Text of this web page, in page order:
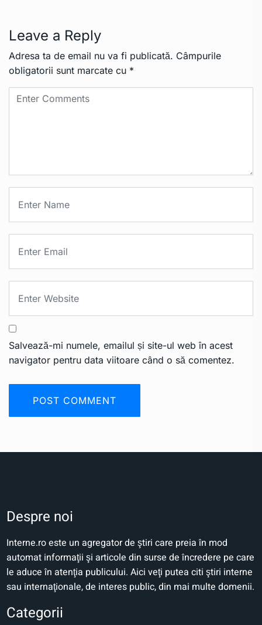
Leave a Reply
Adresa ta de email nu va fi publicată. Câmpurile
obligatorii sunt marcate cu *
Salvează-mi numele, emailul și site-ul web în acest
navigator pentru data viitoare când o să comentez.
Despre noi
Interne.ro este un agregator de ştiri care preia în mod
automat informaţii şi articole din surse de încredere pe care
le aduce în atenţia publicului. Aici veţi putea citi ştiri interne
sau internaţionale, de interes public, din mai multe domenii.
Categorii